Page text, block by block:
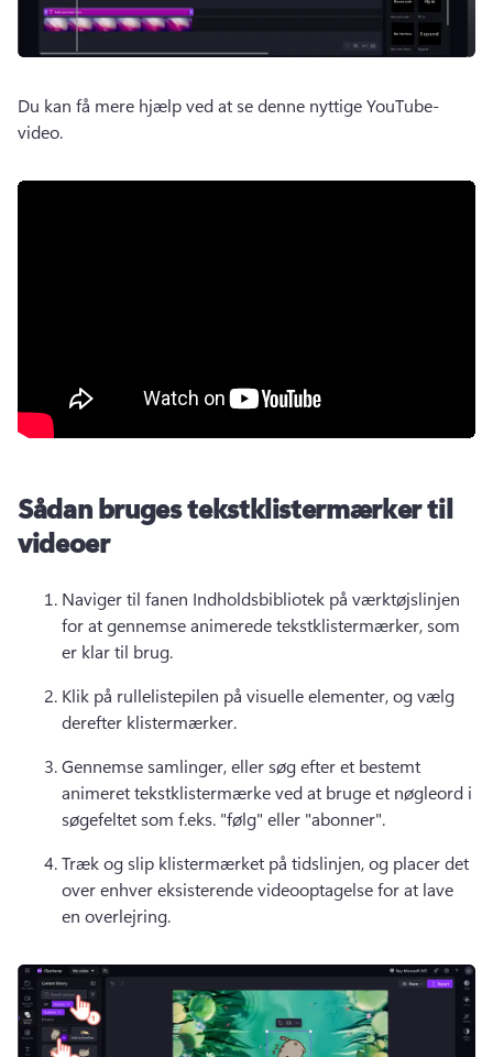
Du kan få mere hjælp ved at se denne nyttige YouTube-
video.
Sådan bruges tekstklistermærker til
videoer
Naviger til fanen Indholdsbibliotek på værktøjslinjen
for at gennemse animerede tekstklistermærker, som
er klar til brug.
Klik på rullelistepilen på visuelle elementer, og vælg
derefter klistermærker.
Gennemse samlinger, eller søg efter et bestemt
animeret tekstklistermærke ved at bruge et nøgleord i
søgefeltet som f.eks. "følg" eller "abonner".
Træk og slip klistermærket på tidslinjen, og placer det
over enhver eksisterende videooptagelse for at lave
en overlejring.